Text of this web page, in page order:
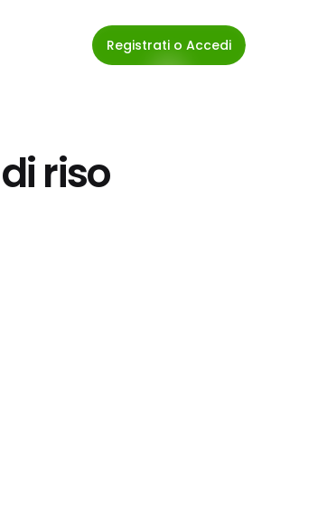
Registrati o Accedi
riso